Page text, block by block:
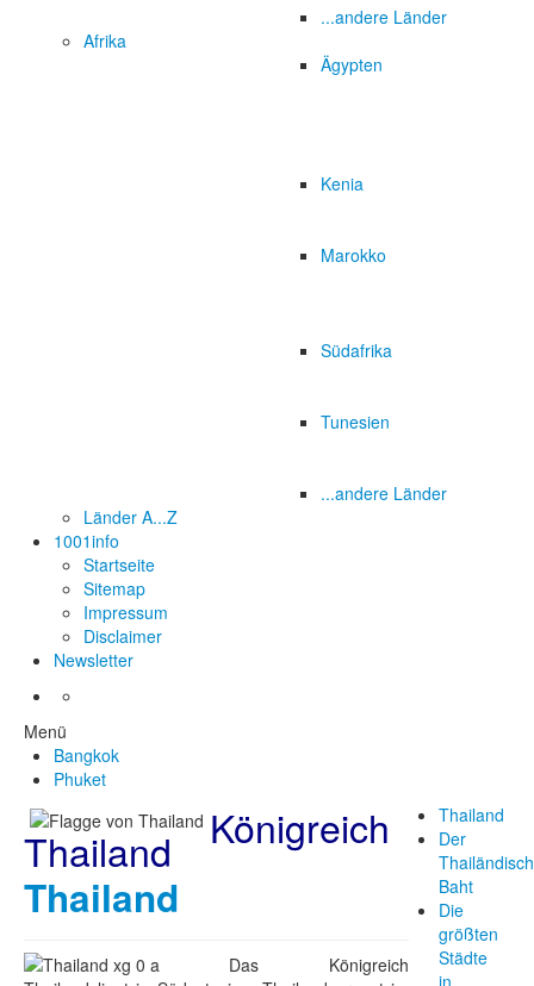
...andere Länder
Afrika
Ägypten
Kenia
Marokko
Südafrika
Tunesien
...andere Länder
Länder A...Z
1001info
Startseite
Sitemap
Impressum
Disclaimer
Newsletter
Menü
Bangkok
Phuket
Königreich
Thailand
Thailand
Das Königreich
Thailand
Der
Baht
Die
größten
Städte
in